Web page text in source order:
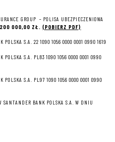
GROUP – POLISA UBEZPIECZENIOWA
00 000,00 ZŁ. (POBIERZ PDF)
POLSKA S.A. 22 1090 1056 0000 0001 0990 1619
POLSKA S.A. PL83 1090 1056 0000 0001 0990
POLSKA S.A. PL97 1090 1056 0000 0001 0990
SANTANDER BANK POLSKA S.A. W DNIU